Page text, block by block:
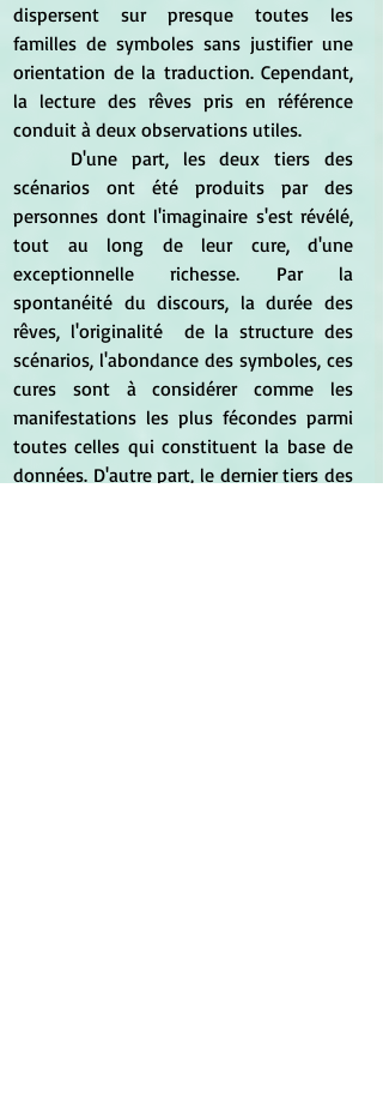
dispersent sur presque toutes les
familles de symboles sans justifier une
orientation de la traduction. Cependant,
la lecture des rêves pris en référence
conduit à deux observations utiles.
scénarios ont été produits par des
personnes dont l'imaginaire s'est révélé,
tout au long de leur cure, d'une
exceptionnelle richesse. Par la
spontanéité du discours, la durée des
rêves, l'originalité  de la structure des
scénarios, l'abondance des symboles, ces
cures sont à considérer comme les
manifestations les plus fécondes parmi
toutes celles qui constituent la base de
données. D'autre part, le dernier tiers des